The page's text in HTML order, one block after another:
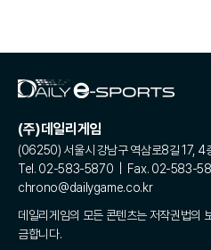
(주)데일리게임
(06250) 서울시 강남구 역삼로8길 17, 4
Tel. 02-583-5870 | Fax. 02-583-
chrono@dailygame.co.kr
데일리게임의 모든 콘텐츠는 저작권법의
금합니다.